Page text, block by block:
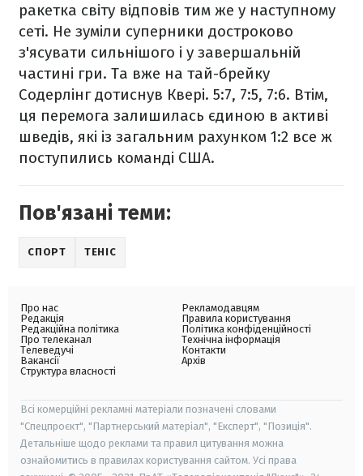
ракетка світу відповів тим же у наступному
сеті. Не зуміли суперники достроково
з'ясувати сильнішого і у завершальній
частині гри. Та вже на тай-брейку
Содерлінг дотиснув Квері. 5:7, 7:5, 7:6. Втім,
ця перемога залишилась єдиною в активі
шведів, які із загальним рахунком 1:2 все ж
поступились команді США.
Пов'язані теми:
СПОРТ ТЕНІС
Про нас
Редакція
Редакційна політика
Про телеканал
Телеведучі
Вакансії
Структура власності
Рекламодавцям
Правила користування
Політика конфіденційності
Технічна інформація
Контакти
Архів
Всі комерційні рекламні матеріали позначені словами
"Спецпроєкт", "Партнерський матеріал", "Експерт", "Позиція".
Детальніше щодо реклами та правил цитування можна
ознайомитись в правилах користування сайтом. Усі права